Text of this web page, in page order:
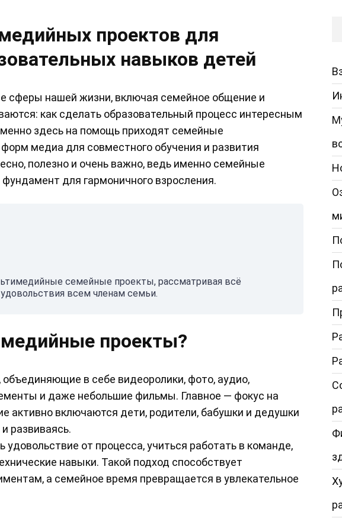
проектов для
навыков детей
сферы нашей жизни, включая семейное общение и
как сделать образовательный процесс интересным
здесь на помощь приходят семейные
медиа для совместного обучения и развития
полезно и очень важно, ведь именно семейные
для гармоничного взросления.
семейные проекты, рассматривая всё
всем членам семьи.
проекты?
в себе видеоролики, фото, аудио,
и даже небольшие фильмы. Главное — фокус на
активно включаются дети, родители, бабушки и дедушки
развиваясь.
от процесса, учиться работать в команде,
навыки. Такой подход способствует
а семейное время превращается в увлекательное